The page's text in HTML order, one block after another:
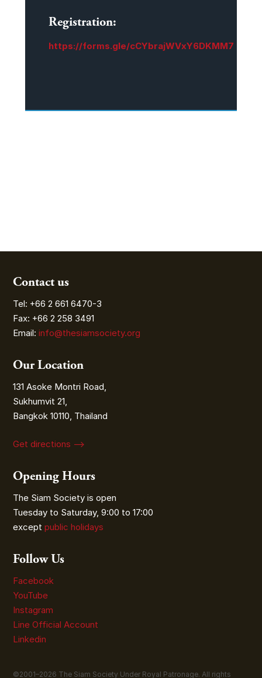
Registration:
https://forms.gle/cCYbrajWVxY6DKMM7
Contact us
Tel: +66 2 661 6470-3
Fax: +66 2 258 3491
Email:info@thesiamsociety.org
Our Location
131 Asoke Montri Road,
Sukhumvit 21,
Bangkok 10110, Thailand
Get directions ⟶
Opening Hours
The Siam Society is open
Tuesday to Saturday, 9:00 to 17:00
exceptpublic holidays
Follow Us
Facebook
YouTube
Instagram
Line Official Account
Linkedin
©2001–2026 The Siam Society Under Royal Patronage. All rights